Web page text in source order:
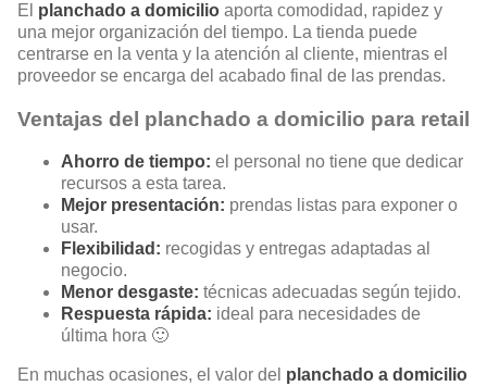
El planchado a domicilio aporta comodidad, rapidez y
una mejor organización del tiempo. La tienda puede
centrarse en la venta y la atención al cliente, mientras el
proveedor se encarga del acabado final de las prendas.
Ventajas del planchado a domicilio para retail
Ahorro de tiempo: el personal no tiene que dedicar
recursos a esta tarea.
Mejor presentación: prendas listas para exponer o
usar.
Flexibilidad: recogidas y entregas adaptadas al
negocio.
Menor desgaste: técnicas adecuadas según tejido.
Respuesta rápida: ideal para necesidades de
última hora 🙂
En muchas ocasiones, el valor del planchado a domicilio